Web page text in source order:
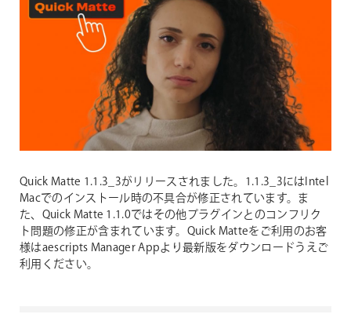
Quick Matte 1.1.3_3がリリースされました。1.1.3_3にはIntel
Macでのインストール時の不具合が修正されています。ま
た、Quick Matte 1.1.0ではその他プラグインとのコンフリク
ト問題の修正が含まれています。Quick Matteをご利用のお客
様はaescripts Manager Appより最新版をダウンロードうえご
利用ください。